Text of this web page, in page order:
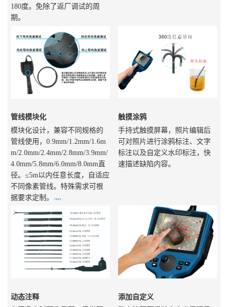
180度。免除了返厂调试的周
期。
管线模块化
模块化设计，兼容不同规格的
管线使用，0.9mm/1.2mm/1.6m
m/2.0mm/2.4mm/2.8mm/3.9mm/
4.0mm/5.8mm/6.0mm/8.0mm直
径。≤5m以内任意长度，自适应
不同像素管线。特殊需求可根
据要求定制。
了解更多
触摸涂鸦
手持式触摸屏幕，照片编辑后
可对照片进行涂鸦标注、文字
标注以及自定义水印标注，快
速描述缺陷内容。
动态注释
添加自定义